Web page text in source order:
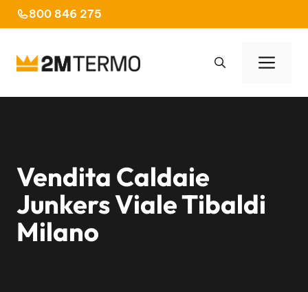
al
800 846 275
Vendita Caldaie
Junkers Viale Tibaldi
Milano